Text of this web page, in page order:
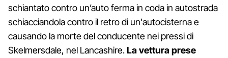
schiantato contro un’auto ferma in coda in autostrada
schiacciandola contro il retro di un'autocisterna e
causando la morte del conducente nei pressi di
Skelmersdale, nel Lancashire.La vettura prese